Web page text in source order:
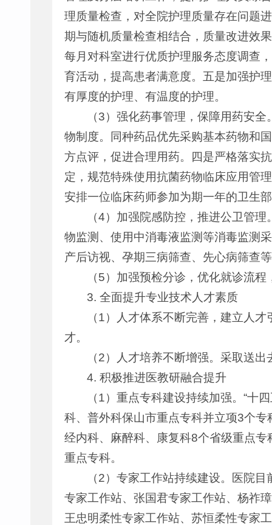
理质量检查，对全院护理质量存在问题
期与随机质量检查相结合，质量改进效
每月对科室进行优质护理服务态度调查
育活动，提高患者满意度。五是加强护
有厚度的护理、有温度的护理。
（3）强化药事管理，保障用药安
物制度。同种药品优先采购基本药物和
方点评，促进合理用药。四是严格落实
定，规范特殊使用抗菌药物临床应用管
安排一位临床药师参加为期一年的卫生
（4）加强院感防控，推进公卫管
物监测、使用中消毒液监测等消毒监测
产后访视、孕期三病筛查、先心病筛查
（5）加强预检分诊，优化就诊流
3. 全面提升专业技术人才素质
（1）人才体系不断完善，建立人
才。
（2）人才培养不断增强。采取送
4. 积极推进医教研融合提升
（1）重点专科建设持续加强。“十
科、普外科保山市重点专科并立项3个
经内科、麻醉科、康复科8个省级重点
重点专科。
（2）专家工作站持续建设。医院
专家工作站、张国君专家工作站、杨祚
王忠明柔性专家工作站、苏恒柔性专家